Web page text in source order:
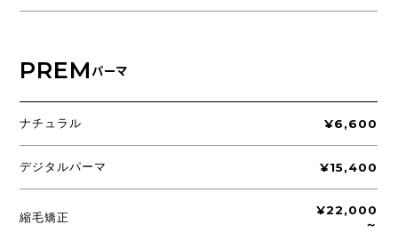
PREMパーマ
ナチュラル ¥6,600
デジタルパーマ ¥15,400
縮毛矯正
¥22,000
～